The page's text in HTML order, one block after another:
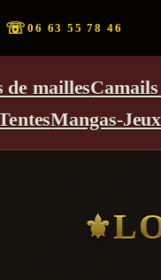
☏06 63 55 78 46
de mailles
Mangas-Jeux